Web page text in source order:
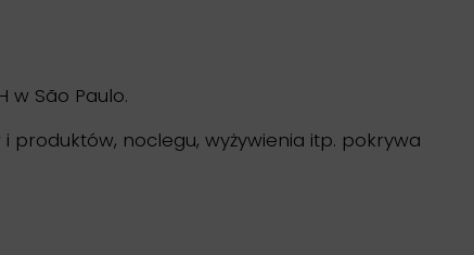
w São Paulo.
produktów, noclegu, wyżywienia itp. pokrywa